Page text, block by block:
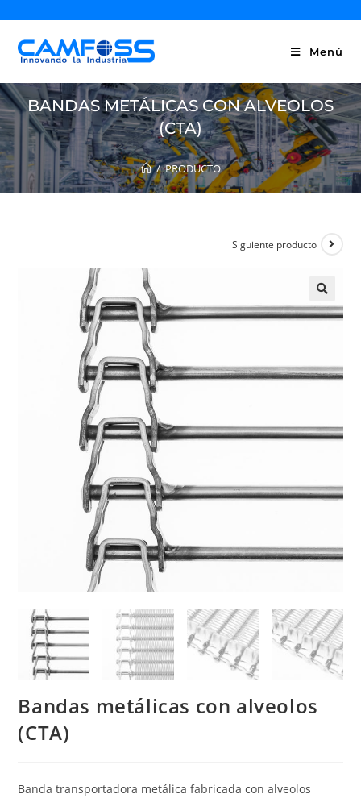
Menú
BANDAS METÁLICAS CON ALVEOLOS
(CTA)
/ PRODUCTO
Siguiente producto
Bandas metálicas con alveolos
(CTA)
Banda transportadora metálica fabricada con alveolos